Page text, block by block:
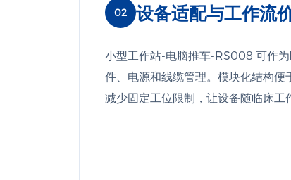
02 设备适配与工作流
小型工作站-电脑推车-RS008 可作
件、电源和线缆管理。模块化结构
减少固定工位限制，让设备随临床工